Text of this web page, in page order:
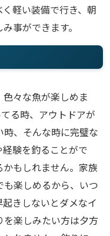
軽い装備で行き、朝
事ができます。
々な魚が楽しめま
る時、アウトドアが
、そんな時に完璧な
験を釣ることがで
もしれません。家族
楽しめるから、いつ
きしないとダメなイ
楽しみたい方は夕方